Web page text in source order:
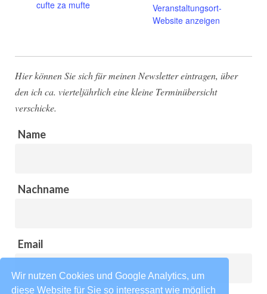
Wir nutzen Cookies und Google Analytics, um
diese Website für Sie so interessant wie möglich
cufte za mufte
Veranstaltungsort-
Website anzeigen
Hier können Sie sich für meinen Newsletter eintragen, über
den ich ca. vierteljährlich eine kleine Terminübersicht
verschicke.
Name
Nachname
Email